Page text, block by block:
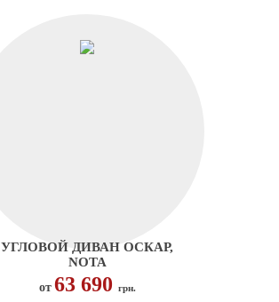
УГЛОВОЙ ДИВАН ОСКАР,
NOTA
от 63 690 грн.